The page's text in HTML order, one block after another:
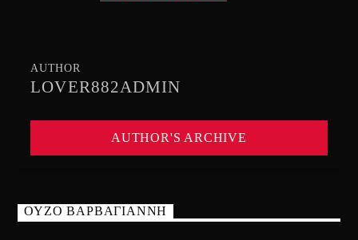
AUTHOR
LOVER882ADMIN
AUTHOR'S ARCHIVE
ΟΥΖΟ ΒΑΡΒΑΓΙΑΝΝΗ